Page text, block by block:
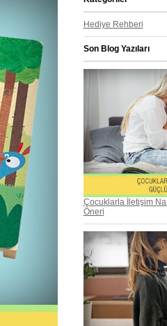
Hediye Rehberi
Son Blog Yazıları
Çocuklarla İletişim
Öneri